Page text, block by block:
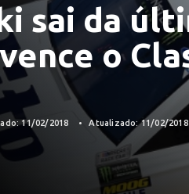
sai da
o
11/02/2018 Atualizado: 11/02/2018